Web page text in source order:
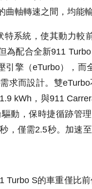
軸轉速之間，均能
系統，使其動力較
配合全新911
擎（eTurbo），而
求而設計。雙
kWh，與911
動，保時捷循跡管
，僅需2.5秒。加速
Turbo S的車重僅比